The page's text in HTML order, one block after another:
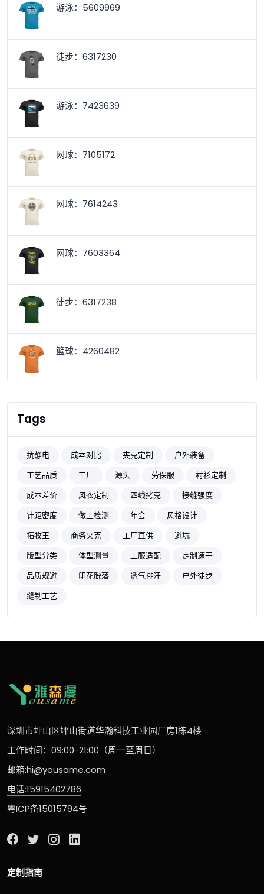
游泳：5609969
徒步：6317230
游泳：7423639
网球：7105172
网球：7614243
网球：7603364
徒步：6317238
篮球：4260482
Tags
抗静电 成本对比 夹克定制
户外装备
工艺品质
工厂 源头 劳保服
衬衫定制
成本差价
风衣定制 四线拷克
接缝强度
针距密度
做工检测 年会
风格设计
拓牧王
商务夹克 工厂直供
避坑
版型分类
体型测量 工服适配
定制速干
品质规避
印花脱落 透气排汗
户外徒步
缝制工艺
深圳市坪山区坪山街道华瀚科技工业园厂房1栋4楼
工作时间：09:00-21:00（周一至周日）
邮箱:hi@yousame.com
电话:15915402786
粤ICP备15015794号
定制指南